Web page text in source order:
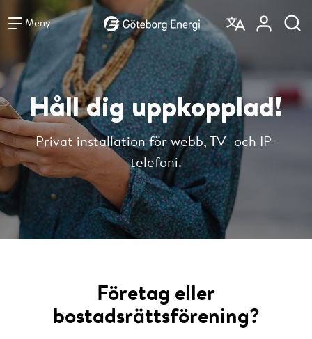
Håll dig uppkopplad!
Privat installation för webb, TV- och IP-
telefoni.
Meny
Företag eller
bostadsrättsförening?